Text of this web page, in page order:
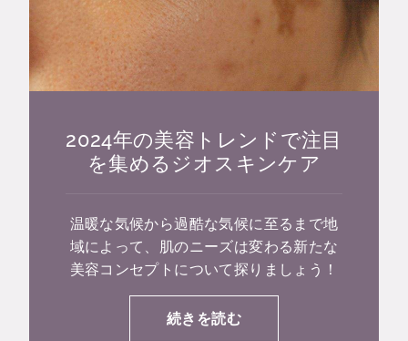
2024年の美容トレンドで注目
を集めるジオスキンケア
温暖な気候から過酷な気候に至るまで地
域によって、肌のニーズは変わる新たな
美容コンセプトについて探りましょう！
続きを読む